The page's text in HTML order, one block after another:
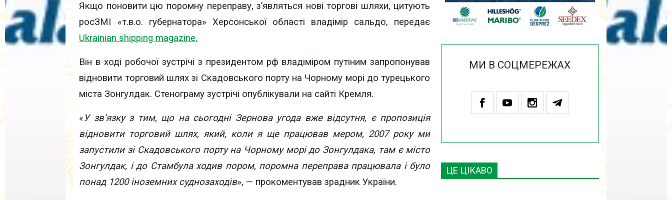
МИ В СОЦМЕРЕЖАХ
ЦЕ ЦІКАВО
Якщо поновити цю поромну переправу, з’являться нові торгові шляхи, цитують
росЗМІ «т.в.о. губернатора» Херсонської області владімір сальдо, передає
Ukrainian shipping magazine.
Він в ході робочої зустрічі з президентом рф владіміром путіним запропонував
відновити торговий шлях зі Скадовського порту на Чорному морі до турецького
міста Зонгулдак. Стенограму зустрічі опублікували на сайті Кремля.
«У зв’язку з тим, що на сьогодні Зернова угода вже відсутня, є пропозиція
відновити торговий шлях, який, коли я ще працював мером, 2007 року ми
запустили зі Скадовського порту на Чорному морі до Зонгулдака, там є місто
Зонгулдак, і до Стамбула ходив пором, поромна переправа працювала і було
понад 1200 іноземних суднозаходів», — прокоментував зрадник України.